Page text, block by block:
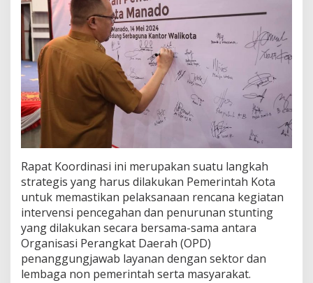
t
i
n
g
Rapat Koordinasi ini merupakan suatu langkah
strategis yang harus dilakukan Pemerintah Kota
untuk memastikan pelaksanaan rencana kegiatan
intervensi pencegahan dan penurunan stunting
yang dilakukan secara bersama-sama antara
Organisasi Perangkat Daerah (OPD)
penanggungjawab layanan dengan sektor dan
lembaga non pemerintah serta masyarakat.